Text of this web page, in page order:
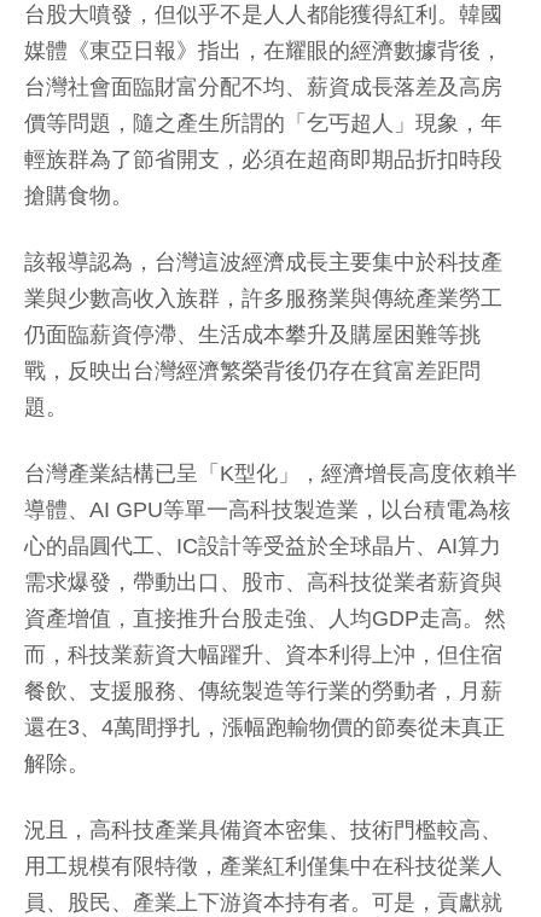
台股大噴發，但似乎不是人人都能獲得紅利。韓國
媒體《東亞日報》指出，在耀眼的經濟數據背後，
台灣社會面臨財富分配不均、薪資成長落差及高房
價等問題，隨之產生所謂的「乞丐超人」現象，年
輕族群為了節省開支，必須在超商即期品折扣時段
搶購食物。
該報導認為，台灣這波經濟成長主要集中於科技產
業與少數高收入族群，許多服務業與傳統產業勞工
仍面臨薪資停滯、生活成本攀升及購屋困難等挑
戰，反映出台灣經濟繁榮背後仍存在貧富差距問
題。
台灣產業結構已呈「K型化」，經濟增長高度依賴半
導體、AI GPU等單一高科技製造業，以台積電為核
心的晶圓代工、IC設計等受益於全球晶片、AI算力
需求爆發，帶動出口、股市、高科技從業者薪資與
資產增值，直接推升台股走強、人均GDP走高。然
而，科技業薪資大幅躍升、資本利得上沖，但住宿
餐飲、支援服務、傳統製造等行業的勞動者，月薪
還在3、4萬間掙扎，漲幅跑輸物價的節奏從未真正
解除。
況且，高科技產業具備資本密集、技術門檻較高、
用工規模有限特徵，產業紅利僅集中在科技從業人
員、股民、產業上下游資本持有者。可是，貢獻就